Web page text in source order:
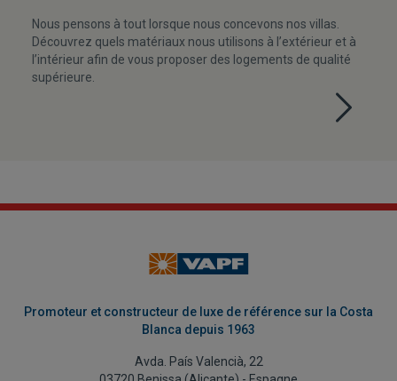
Nous pensons à tout lorsque nous concevons nos villas.
Découvrez quels matériaux nous utilisons à l’extérieur et à
l’intérieur afin de vous proposer des logements de qualité
supérieure.
Promoteur et constructeur de luxe de référence sur la Costa
Blanca depuis 1963
Avda. País Valencià, 22